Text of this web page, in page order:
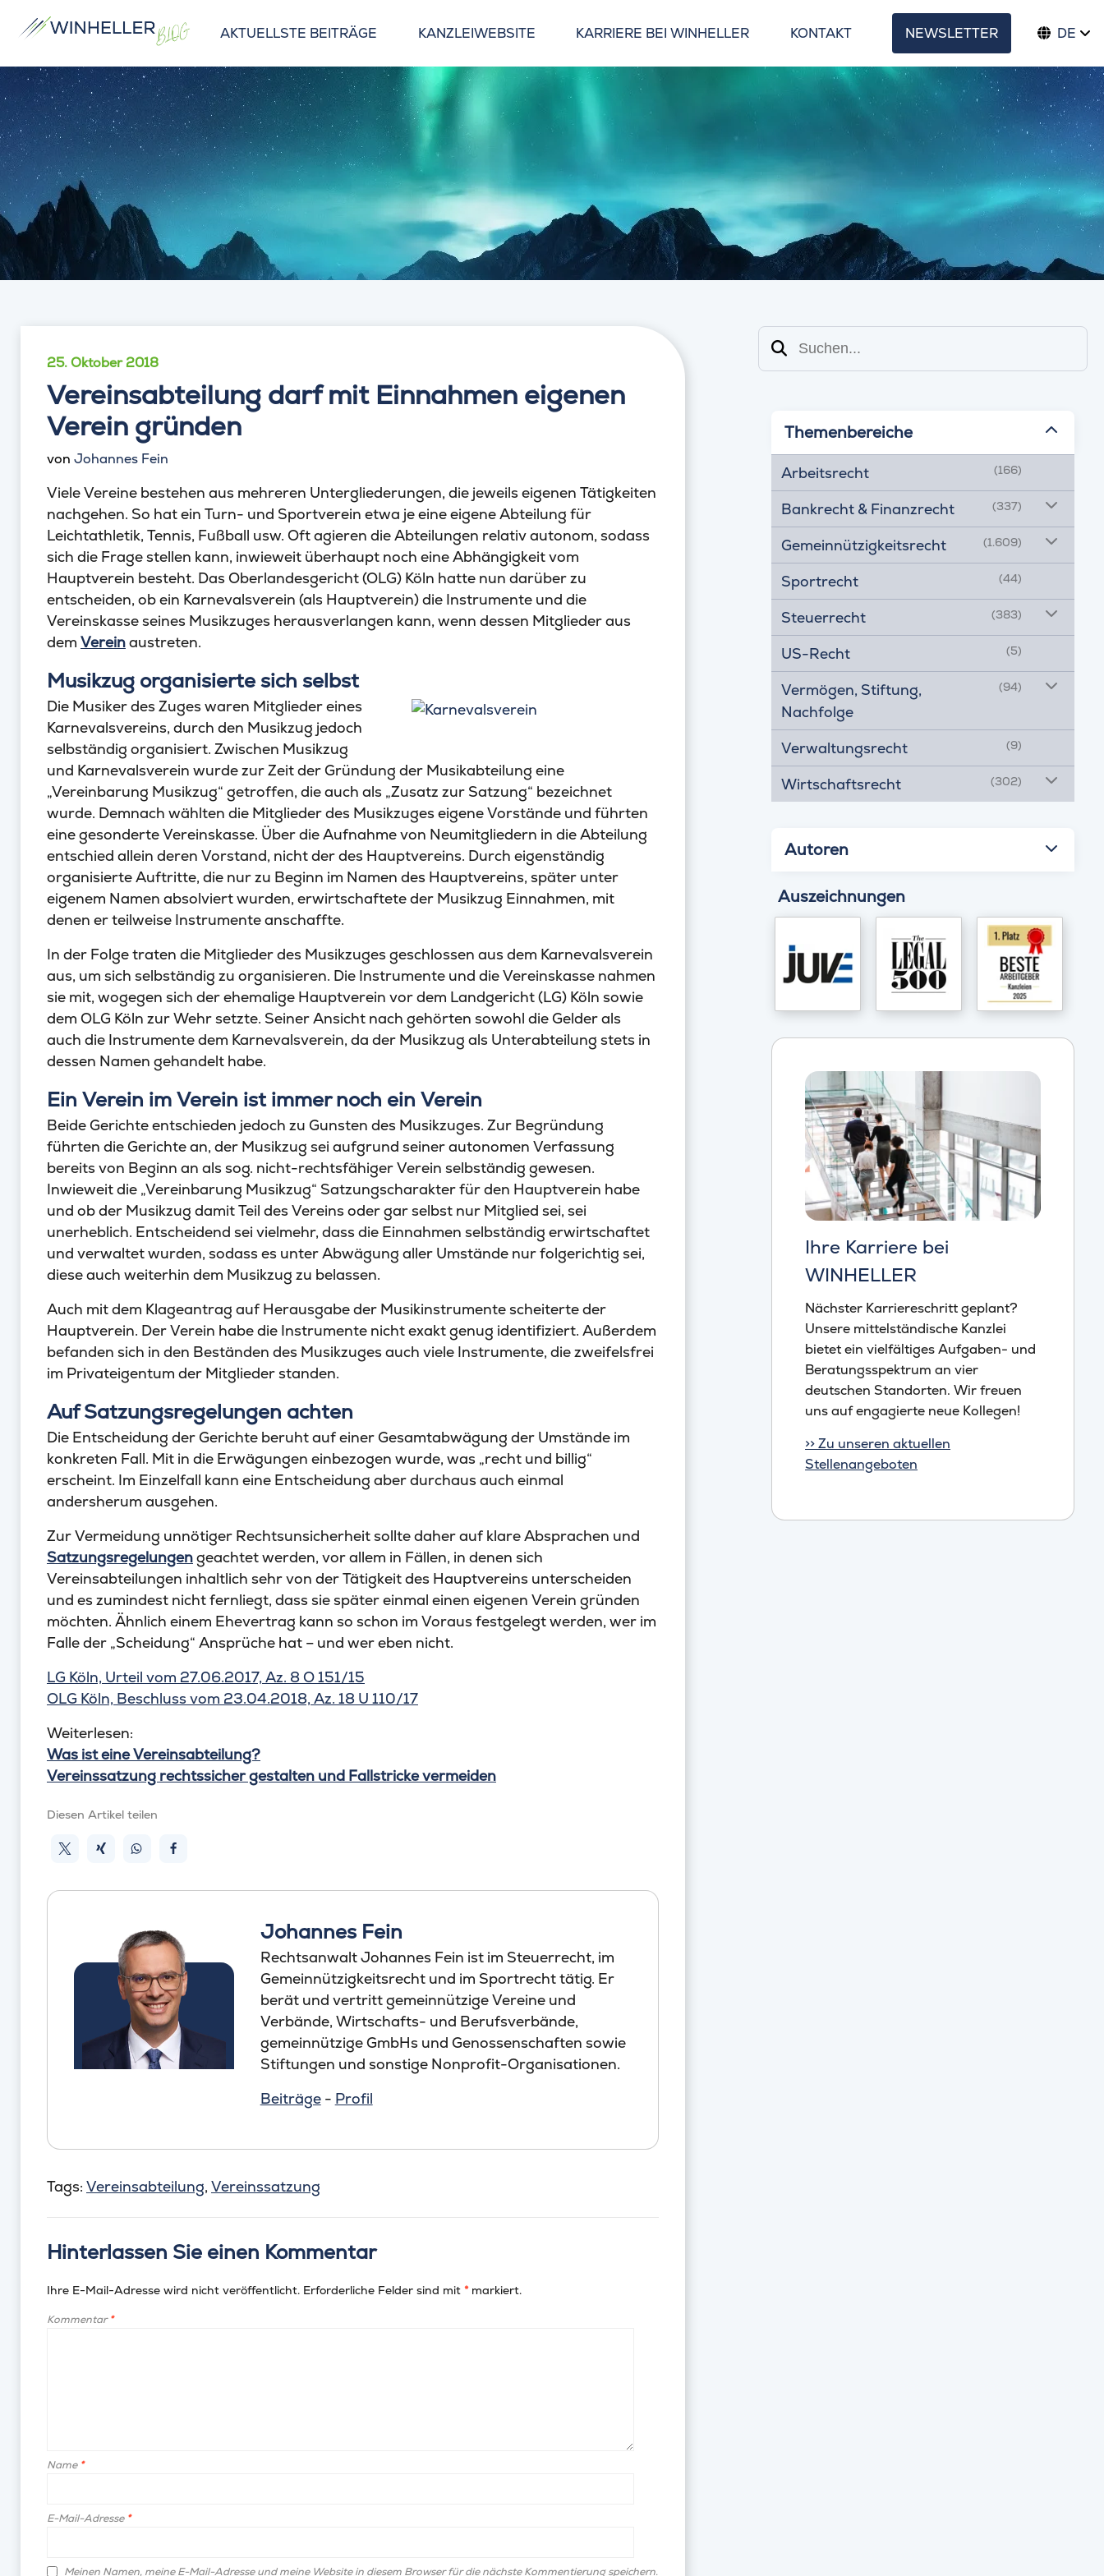
AKTUELLSTE BEITRÄGE KANZLEIWEBSITE KARRIERE BEI WINHELLER KONTAKT NEWSLETTER DE
25. Oktober 2018
Vereinsabteilung darf mit Einnahmen eigenen
Verein gründen
von Johannes Fein
Viele Vereine bestehen aus mehreren Untergliederungen, die jeweils eigenen Tätigkeiten
nachgehen. So hat ein Turn- und Sportverein etwa je eine eigene Abteilung für
Leichtathletik, Tennis, Fußball usw. Oft agieren die Abteilungen relativ autonom, sodass
sich die Frage stellen kann, inwieweit überhaupt noch eine Abhängigkeit vom
Hauptverein besteht. Das Oberlandesgericht (OLG) Köln hatte nun darüber zu
entscheiden, ob ein Karnevalsverein (als Hauptverein) die Instrumente und die
Vereinskasse seines Musikzuges herausverlangen kann, wenn dessen Mitglieder aus
dem Vereinaustreten.
Musikzug organisierte sich selbst
Die Musiker des Zuges waren Mitglieder eines
Karnevalsvereins, durch den Musikzug jedoch
selbständig organisiert. Zwischen Musikzug
und Karnevalsverein wurde zur Zeit der Gründung der Musikabteilung eine
„Vereinbarung Musikzug“ getroffen, die auch als „Zusatz zur Satzung“ bezeichnet
wurde. Demnach wählten die Mitglieder des Musikzuges eigene Vorstände und führten
eine gesonderte Vereinskasse. Über die Aufnahme von Neumitgliedern in die Abteilung
entschied allein deren Vorstand, nicht der des Hauptvereins. Durch eigenständig
organisierte Auftritte, die nur zu Beginn im Namen des Hauptvereins, später unter
eigenem Namen absolviert wurden, erwirtschaftete der Musikzug Einnahmen, mit
denen er teilweise Instrumente anschaffte.
In der Folge traten die Mitglieder des Musikzuges geschlossen aus dem Karnevalsverein
aus, um sich selbständig zu organisieren. Die Instrumente und die Vereinskasse nahmen
sie mit, wogegen sich der ehemalige Hauptverein vor dem Landgericht (LG) Köln sowie
dem OLG Köln zur Wehr setzte. Seiner Ansicht nach gehörten sowohl die Gelder als
auch die Instrumente dem Karnevalsverein, da der Musikzug als Unterabteilung stets in
dessen Namen gehandelt habe.
Ein Verein im Verein ist immer noch ein Verein
Beide Gerichte entschieden jedoch zu Gunsten des Musikzuges. Zur Begründung
führten die Gerichte an, der Musikzug sei aufgrund seiner autonomen Verfassung
bereits von Beginn an als sog. nicht-rechtsfähiger Verein selbständig gewesen.
Inwieweit die „Vereinbarung Musikzug“ Satzungscharakter für den Hauptverein habe
und ob der Musikzug damit Teil des Vereins oder gar selbst nur Mitglied sei, sei
unerheblich. Entscheidend sei vielmehr, dass die Einnahmen selbständig erwirtschaftet
und verwaltet wurden, sodass es unter Abwägung aller Umstände nur folgerichtig sei,
diese auch weiterhin dem Musikzug zu belassen.
Auch mit dem Klageantrag auf Herausgabe der Musikinstrumente scheiterte der
Hauptverein. Der Verein habe die Instrumente nicht exakt genug identifiziert. Außerdem
befanden sich in den Beständen des Musikzuges auch viele Instrumente, die zweifelsfrei
im Privateigentum der Mitglieder standen.
Auf Satzungsregelungen achten
Die Entscheidung der Gerichte beruht auf einer Gesamtabwägung der Umstände im
konkreten Fall. Mit in die Erwägungen einbezogen wurde, was „recht und billig“
erscheint. Im Einzelfall kann eine Entscheidung aber durchaus auch einmal
andersherum ausgehen.
Zur Vermeidung unnötiger Rechtsunsicherheit sollte daher auf klare Absprachen und
Satzungsregelungengeachtet werden, vor allem in Fällen, in denen sich
Vereinsabteilungen inhaltlich sehr von der Tätigkeit des Hauptvereins unterscheiden
und es zumindest nicht fernliegt, dass sie später einmal einen eigenen Verein gründen
möchten. Ähnlich einem Ehevertrag kann so schon im Voraus festgelegt werden, wer im
Falle der „Scheidung“ Ansprüche hat – und wer eben nicht.
LG Köln, Urteil vom 27.06.2017, Az. 8 O 151/15
OLG Köln, Beschluss vom 23.04.2018, Az. 18 U 110/17
Weiterlesen:
Was ist eine Vereinsabteilung?
Vereinssatzung rechtssicher gestalten und Fallstricke vermeiden
Diesen Artikel teilen
Johannes Fein
Rechtsanwalt Johannes Fein ist im Steuerrecht, im
Gemeinnützigkeitsrecht und im Sportrecht tätig. Er
berät und vertritt gemeinnützige Vereine und
Verbände, Wirtschafts- und Berufsverbände,
gemeinnützige GmbHs und Genossenschaften sowie
Stiftungen und sonstige Nonprofit-Organisationen.
Beiträge- Profil
Tags: Vereinsabteilung, Vereinssatzung
Hinterlassen Sie einen Kommentar
Ihre E-Mail-Adresse wird nicht veröffentlicht. Erforderliche Felder sind mit *markiert.
Kommentar*
Name *
E-Mail-Adresse *
Meinen Namen, meine E-Mail-Adresse und meine Website in diesem Browser für die nächste Kommentierung speichern.
Suchen
Themenbereiche
Arbeitsrecht (166)
Bankrecht & Finanzrecht (337)
Gemeinnützigkeitsrecht (1.609)
Sportrecht (44)
Steuerrecht (383)
US-Recht (5)
Vermögen, Stiftung,
Nachfolge
(94)
Verwaltungsrecht (9)
Wirtschaftsrecht (302)
Autoren
Auszeichnungen
Ihre Karriere bei
WINHELLER
Nächster Karriereschritt geplant?
Unsere mittelständische Kanzlei
bietet ein vielfältiges Aufgaben- und
Beratungsspektrum an vier
deutschen Standorten. Wir freuen
uns auf engagierte neue Kollegen!
>> Zu unseren aktuellen
Stellenangeboten